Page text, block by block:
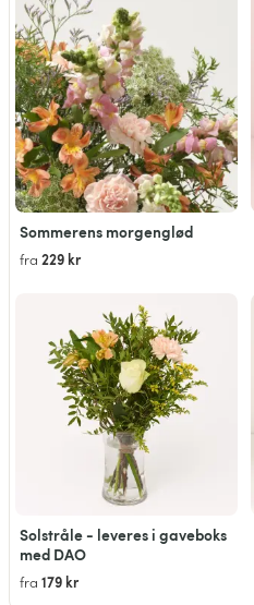
Sommerens morgenglød
fra 229 kr
Solstråle - leveres i gaveboks
med DAO
fra 179 kr